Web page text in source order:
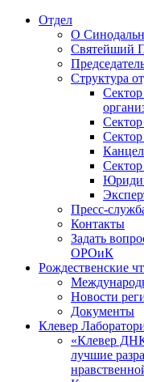
Отдел
О
Святейший
Структура
Пресс-
Контакты
Задать
ОРОиК
Рождественские
Новости
Документы
Клевер
«Клевер
лучшие